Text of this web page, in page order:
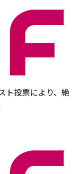
ト投票により、絶